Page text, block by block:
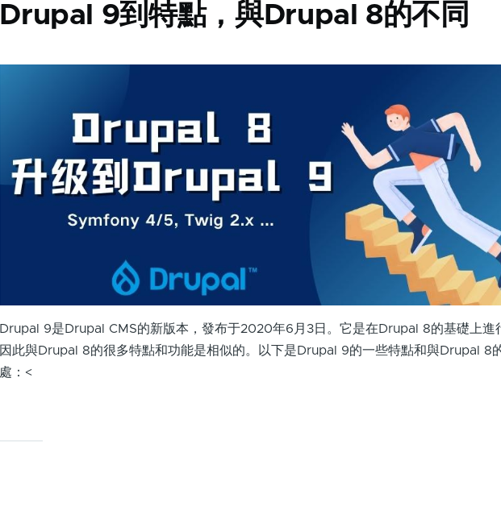
Drupal 9到特點，與Drupal 8的不同
Drupal 9是Drupal CMS的新版本，發布于2020年6月3日。它是在Drupal 8的基礎上進
因此與Drupal 8的很多特點和功能是相似的。以下是Drupal 9的一些特點和與Drupal 8
處：<